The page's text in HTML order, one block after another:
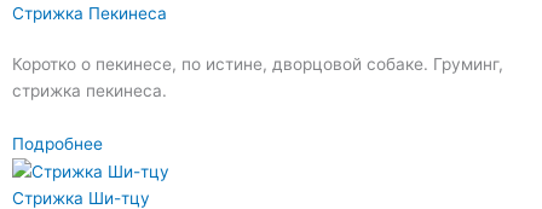
Стрижка Пекинеса
Коротко о пекинесе, по истине, дворцовой собаке. Груминг,
стрижка пекинеса.
Подробнее
Стрижка Ши-тцу